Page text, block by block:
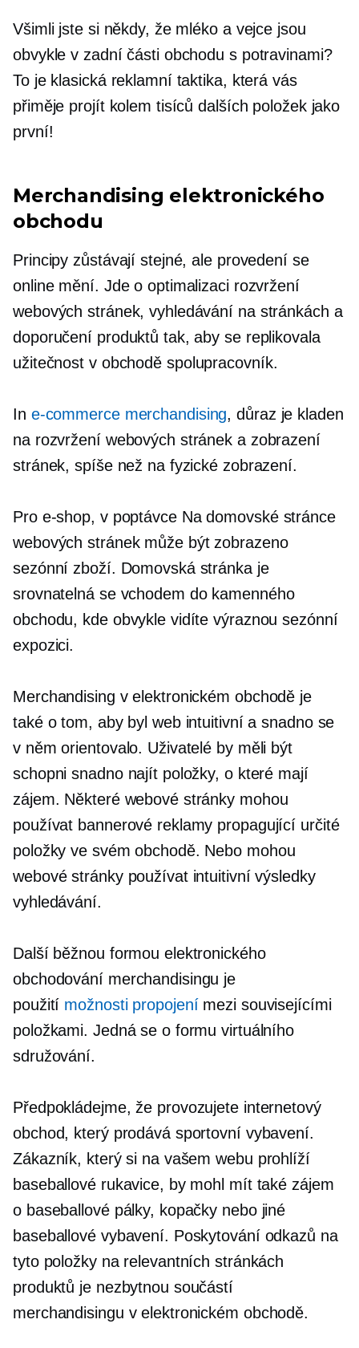
Všimli jste si někdy, že mléko a vejce jsou
obvykle v zadní části obchodu s potravinami?
To je klasická reklamní taktika, která vás
přiměje projít kolem tisíců dalších položek jako
první!
Merchandising elektronického
obchodu
Principy zůstávají stejné, ale provedení se
online mění. Jde o optimalizaci rozvržení
webových stránek, vyhledávání na stránkách a
doporučení produktů tak, aby se replikovala
užitečnost v obchodě spolupracovník.
In e-commerce merchandising, důraz je kladen
na rozvržení webových stránek a zobrazení
stránek, spíše než na fyzické zobrazení.
Pro e-shop, v poptávceNa domovské stránce
webových stránek může být zobrazeno
sezónní zboží. Domovská stránka je
srovnatelná se vchodem do kamenného
obchodu, kde obvykle vidíte výraznou sezónní
expozici.
Merchandising v elektronickém obchodě je
také o tom, aby byl web intuitivní a snadno se
v něm orientovalo. Uživatelé by měli být
schopni snadno najít položky, o které mají
zájem. Některé webové stránky mohou
používat bannerové reklamy propagující určité
položky ve svém obchodě. Nebo mohou
webové stránky používat intuitivní výsledky
vyhledávání.
Další běžnou formou elektronického
obchodování merchandisingu je
použití možnosti propojenímezi souvisejícími
položkami. Jedná se o formu virtuálního
sdružování.
Předpokládejme, že provozujete internetový
obchod, který prodává sportovní vybavení.
Zákazník, který si na vašem webu prohlíží
baseballové rukavice, by mohl mít také zájem
o baseballové pálky, kopačky nebo jiné
baseballové vybavení. Poskytování odkazů na
tyto položky na relevantních stránkách
produktů je nezbytnou součástí
merchandisingu v elektronickém obchodě.